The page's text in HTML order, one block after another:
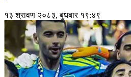
१३ श्रावण २०८३, बुधबार १९:४९